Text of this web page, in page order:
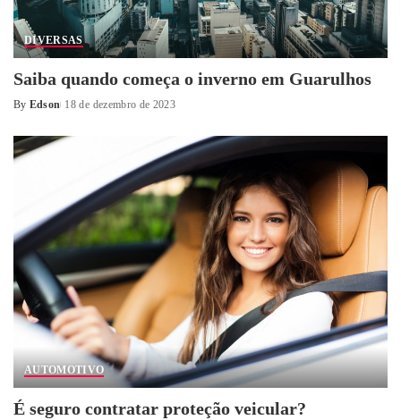
DIVERSAS
Saiba quando começa o inverno em Guarulhos
Posted
By Edson 18 de dezembro de 2023
AUTOMOTIVO
É seguro contratar proteção veicular?